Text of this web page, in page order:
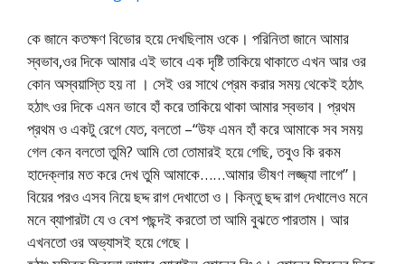
কে জানে কতক্ষণ বিভোর হয়ে দেখছিলাম ওকে। পরিনিতা জানে আমার
স্বভাব,ওর দিকে আমার এই ভাবে এক দৃষ্টি তাকিয়ে থাকাতে এখন আর ওর
কোন অস্বয়াস্তি হয় না । সেই ওর সাথে প্রেম করার সময় থেকেই হঠাৎ
হঠাৎ ওর দিকে এমন ভাবে হাঁ করে তাকিয়ে থাকা আমার স্বভাব। প্রথম
প্রথম ও একটু রেগে যেত, বলতো –“উফ এমন হাঁ করে আমাকে সব সময়
গেল কেন বলতো তুমি? আমি তো তোমারই হয়ে গেছি, তবুও কি রকম
হাদেক্লার মত করে দেখ তুমি আমাকে……আমার ভীষণ লজ্জ্যা লাগে”।
বিয়ের পরও এসব নিয়ে ছদ্দ রাগ দেখাতো ও। কিন্তু ছদ্দ রাগ দেখালেও মনে
মনে ব্যাপারটা যে ও বেশ পছন্দই করতো তা আমি বুঝতে পারতাম। আর
এখনতো ওর অভ্যাসই হয়ে গেছে।